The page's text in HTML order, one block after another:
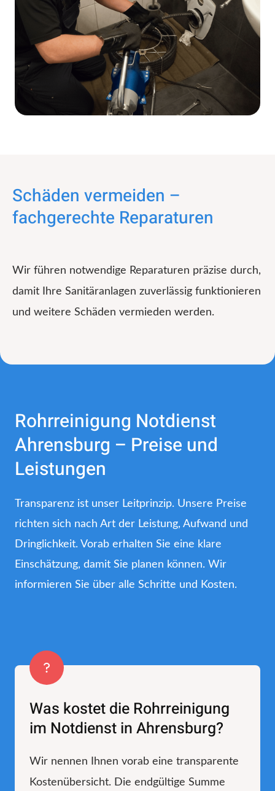
Schäden vermeiden –
fachgerechte Reparaturen
Wir führen notwendige Reparaturen präzise durch,
damit Ihre Sanitäranlagen zuverlässig funktionieren
und weitere Schäden vermieden werden.
Rohrreinigung Notdienst
Ahrensburg – Preise und
Leistungen
Transparenz ist unser Leitprinzip. Unsere Preise
richten sich nach Art der Leistung, Aufwand und
Dringlichkeit. Vorab erhalten Sie eine klare
Einschätzung, damit Sie planen können. Wir
informieren Sie über alle Schritte und Kosten.
Was kostet die Rohrreinigung
im Notdienst in Ahrensburg?
Wir nennen Ihnen vorab eine transparente
Kostenübersicht. Die endgültige Summe